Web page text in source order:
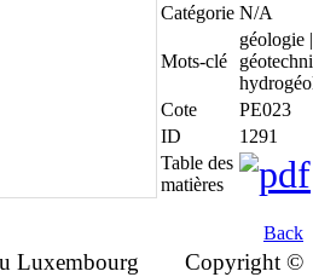
Catégorie N/A
Mots-clé
géologie |
Cote
PE023
ID
1291
Table des
matières
Back
Copyright ©